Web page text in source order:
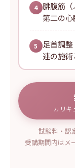
4 腓腹筋（
第二の心
5
足首調整
連の施術
カリキ
試験料・認
受講期間内はメ